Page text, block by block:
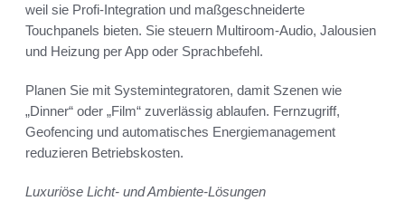
weil sie Profi-Integration und maßgeschneiderte
Touchpanels bieten. Sie steuern Multiroom-Audio, Jalousien
und Heizung per App oder Sprachbefehl.
Planen Sie mit Systemintegratoren, damit Szenen wie
„Dinner“ oder „Film“ zuverlässig ablaufen. Fernzugriff,
Geofencing und automatisches Energiemanagement
reduzieren Betriebskosten.
Luxuriöse Licht- und Ambiente-Lösungen